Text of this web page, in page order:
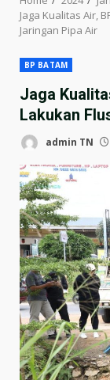
Jaga Kualitas Air,
Jaringan Pipa Air
BP BATAM
Jaga
Lakukan
admin TN